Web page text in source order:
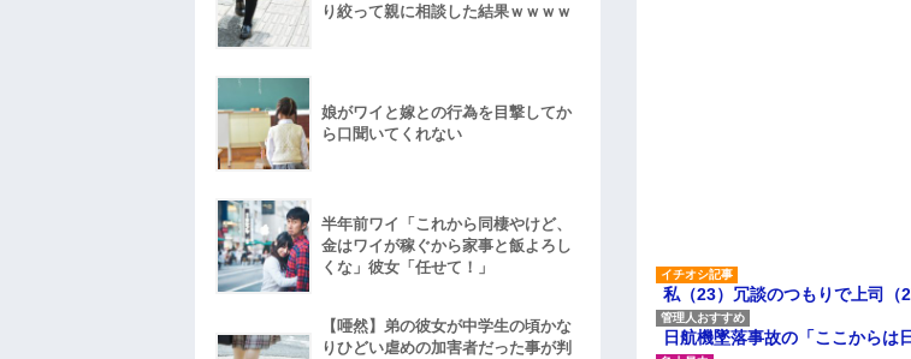
私（23）冗談のつもりで上司（
日航機墜落事故の「ここからは
り絞って親に相談した結果ｗｗｗｗ
娘がワイと嫁との行為を目撃してか
ら口聞いてくれない
半年前ワイ「これから同棲やけど、
金はワイが稼ぐから家事と飯よろし
くな」彼女「任せて！」
【唖然】弟の彼女が中学生の頃かな
りひどい虐めの加害者だった事が判